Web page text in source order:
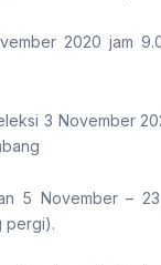
2020 jam
3 November
5 November –
pergi).